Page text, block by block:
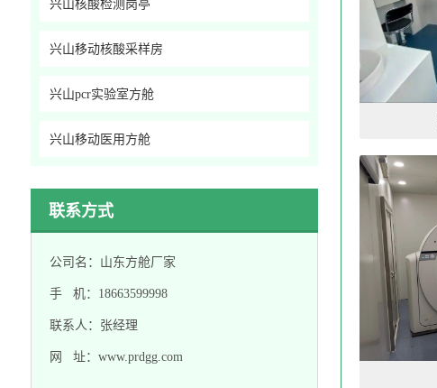
兴山核酸检测岗亭
兴山移动核酸采样房
兴山pcr实验室方舱
兴山移动医用方舱
联系方式
公司名：山东方舱厂家
手 机：18663599998
联系人：张经理
网 址：www.prdgg.com